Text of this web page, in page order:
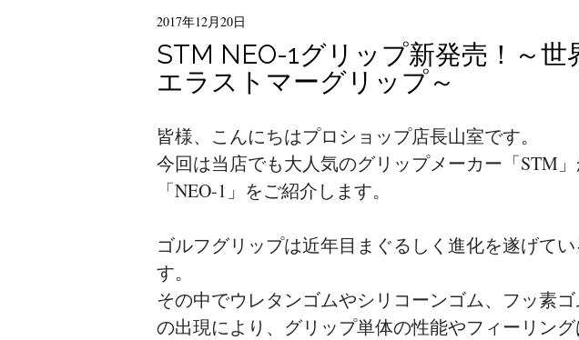
2017年12月20日
STM NEO-1グリップ新発売！～世
エラストマーグリップ～
皆様、こんにちはプロショップ店長山室です。
今回は当店でも大人気のグリップメーカー「STM
「NEO-1」をご紹介します。
ゴルフグリップは近年目まぐるしく進化を遂げて
す。
その中でウレタンゴムやシリコーンゴム、フッ素
の出現により、グリップ単体の性能やフィーリング